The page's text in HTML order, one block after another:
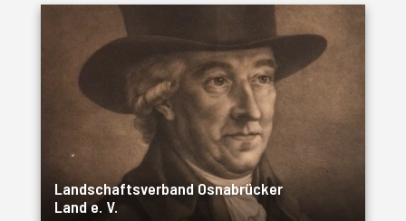
Landschaftsverband Osnabrücker
Land e. V.